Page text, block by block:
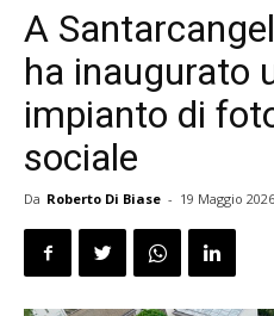
A
ha inaugurato
impianto di
sociale
Da Roberto Di Biase - 19 Maggio 2026